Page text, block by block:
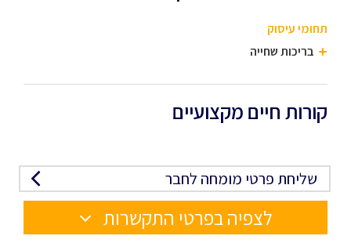
תחומי עיסוק
בריכות שחייה
קורות חיים מקצועיים
שליחת פרטי מומחה לחבר
לצפיה בפרטי התקשרות